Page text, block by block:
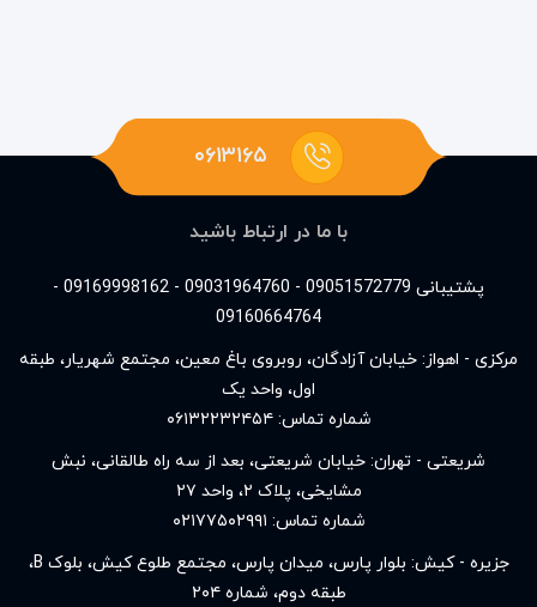
۰۶۱۳۱۶۵
با ما در ارتباط باشید
پشتیبانی 09051572779 - 09031964760 - 09169998162 -
09160664764
مرکزی - اهواز: خیابان آزادگان، روبروی باغ معین، مجتمع شهریار، طبقه
اول، واحد یک
شماره تماس:۰۶۱۳۲۲۳۲۴۵۴
شریعتی - تهران: خیابان شریعتی، بعد از سه راه طالقانی، نبش
مشایخی، پلاک ۲، واحد ۲۷
شماره تماس: ۰۲۱۷۷۵۰۲۹۹۱
جزیره - کیش: بلوار پارس، میدان پارس، مجتمع طلوع کیش، بلوک B،
طبقه دوم، شماره ۲۰۴